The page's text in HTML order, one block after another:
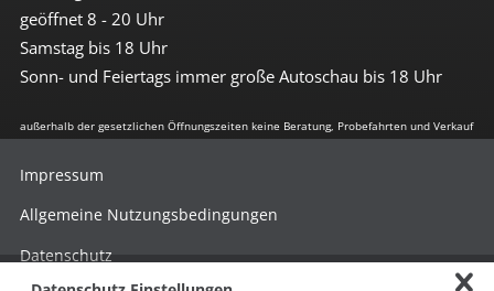
geöffnet 8 - 20 Uhr
Samstag bis 18 Uhr
Sonn- und Feiertags immer große Autoschau bis 18 Uhr
außerhalb der gesetzlichen Öffnungszeiten keine Beratung, Probefahrten und Verkauf
Impressum
Allgemeine Nutzungsbedingungen
Datenschutz